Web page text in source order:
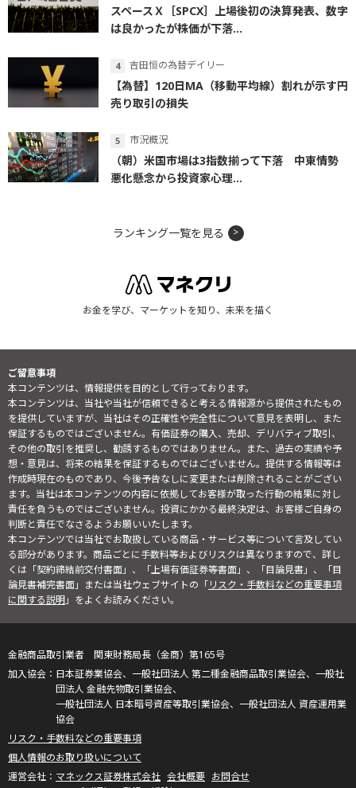
スペースＸ［SPCX］上場後初の決算発表、数字
は良かったが株価が下落...
吉田恒の為替デイリー
【為替】120日MA（移動平均線）割れが示す円
売り取引の損失
市況概況
（朝）米国市場は3指数揃って下落 中東情勢
悪化懸念から投資家心理...
ランキング一覧を見る
お金を学び、マーケットを知り、未来を描く
ご留意事項
本コンテンツは、情報提供を目的として行っております。
本コンテンツは、当社や当社が信頼できると考える情報源から提供されたもの
を提供していますが、当社はその正確性や完全性について意見を表明し、また
保証するものではございません。有価証券の購入、売却、デリバティブ取引、
その他の取引を推奨し、勧誘するものではありません。また、過去の実績や予
想・意見は、将来の結果を保証するものではございません。提供する情報等は
作成時現在のものであり、今後予告なしに変更または削除されることがござい
ます。当社は本コンテンツの内容に依拠してお客様が取った行動の結果に対し
責任を負うものではございません。投資にかかる最終決定は、お客様ご自身の
判断と責任でなさるようお願いいたします。
本コンテンツでは当社でお取扱している商品・サービス等について言及してい
る部分があります。商品ごとに手数料等およびリスクは異なりますので、詳し
くは「契約締結前交付書面」、「上場有価証券等書面」、「目論見書」、「目
論見書補完書面」または当社ウェブサイトの「リスク・手数料などの重要事項
に関する説明」をよくお読みください。
金融商品取引業者 関東財務局長（金商）第165号
日本証券業協会、一般社団法人 第二種金融商品取引業協会、一般社
団法人 金融先物取引業協会、
一般社団法人 日本暗号資産等取引業協会、一般社団法人 資産運用業
協会
リスク・手数料などの重要事項
個人情報のお取り扱いについて
マネックス証券株式会社 会社概要 お問合せ